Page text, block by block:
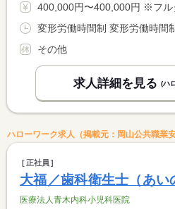
400,000円〜400,000円 ※フルタイム求人の場合は月額（換算額）
その他
求人詳細を見る (ハ
ハローワーク求人（掲載元：岡山公共職業安
正社員
大福／歯科衛生士（あい
医療法人青木内科小児科医院